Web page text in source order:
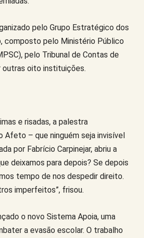
pelo Grupo Estratégico dos
composto pelo Ministério Público
pelo Tribunal de Contas de
outras oito instituições.
e risadas, a palestra
Afeto – que ninguém seja invisível
por Fabrício Carpinejar, abriu a
deixamos para depois? Se depois
tempo de nos despedir direito.
imperfeitos”, frisou.
o novo Sistema Apoia, uma
a evasão escolar. O trabalho